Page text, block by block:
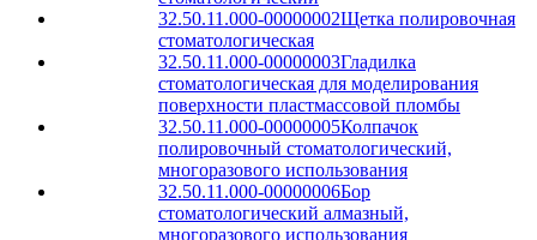
32.50.11.000-00000002Щетка полировочная
стоматологическая
32.50.11.000-00000003Гладилка
стоматологическая для моделирования
поверхности пластмассовой пломбы
32.50.11.000-00000005Колпачок
полировочный стоматологический,
многоразового использования
32.50.11.000-00000006Бор
стоматологический алмазный,
многоразового использования